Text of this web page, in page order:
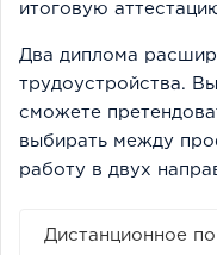
итоговую
Два диплома
трудоустройства.
сможете
выбирать между
работу в двух
Дистанционное